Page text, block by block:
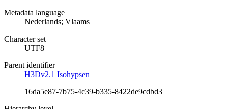
Metadata language
Nederlands; Vlaams
Character set
UTF8
Parent identifier
H3Dv2.1 Isohypsen
16da5e87-7b75-4c39-b335-8422de9cdbd3